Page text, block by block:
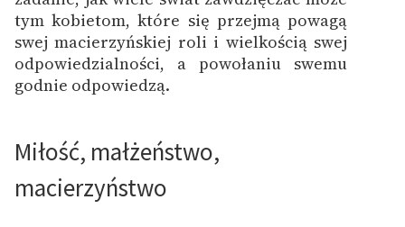
tym kobietom, które się przejmą powagą
swej macierzyńskiej roli i wielkością swej
odpowiedzialności, a powołaniu swemu
godnie odpowiedzą.
Miłość, małżeństwo,
macierzyństwo